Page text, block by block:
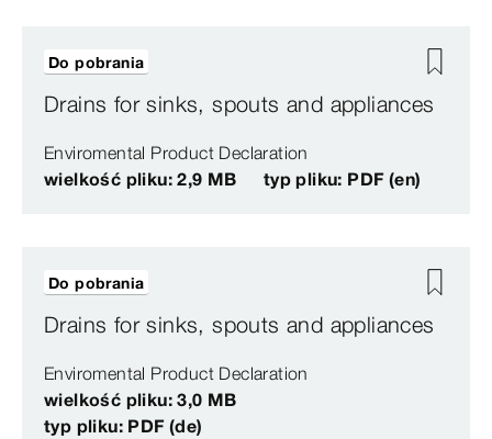
Drains for sinks, spouts and appliances
Enviromental Product Declaration
wielkość pliku: 2,9 MB
typ pliku: PDF (en)
Do pobrania
Drains for sinks, spouts and appliances
Enviromental Product Declaration
wielkość pliku: 3,0 MB
typ pliku: PDF (de)
Do pobrania